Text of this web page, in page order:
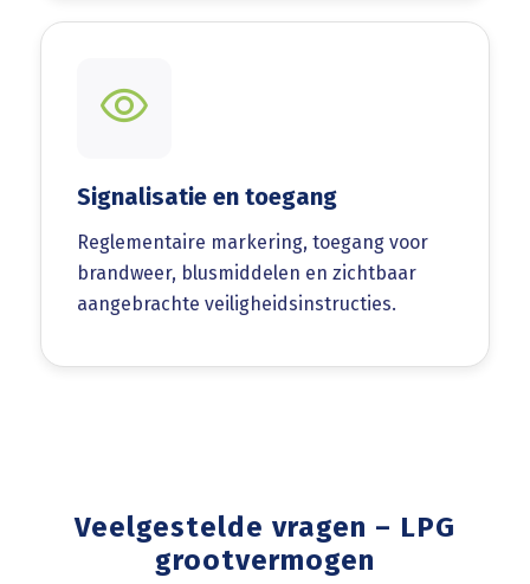
Signalisatie en toegang
Reglementaire markering, toegang voor
brandweer, blusmiddelen en zichtbaar
aangebrachte veiligheidsinstructies.
Veelgestelde vragen – LPG
grootvermogen